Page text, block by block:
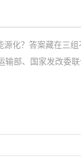
化？答案藏在三
部、国家发改委